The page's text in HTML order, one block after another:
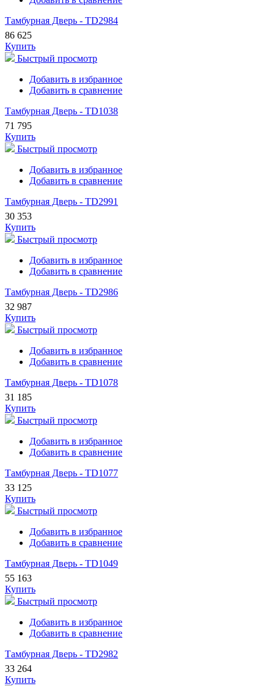
Тамбурная Дверь - TD2984
86 625
Купить
Быстрый просмотр
Добавить в избранное
Добавить в сравнение
Тамбурная Дверь - TD1038
71 795
Купить
Быстрый просмотр
Добавить в избранное
Добавить в сравнение
Тамбурная Дверь - TD2991
30 353
Купить
Быстрый просмотр
Добавить в избранное
Добавить в сравнение
Тамбурная Дверь - TD2986
32 987
Купить
Быстрый просмотр
Добавить в избранное
Добавить в сравнение
Тамбурная Дверь - TD1078
31 185
Купить
Быстрый просмотр
Добавить в избранное
Добавить в сравнение
Тамбурная Дверь - TD1077
33 125
Купить
Быстрый просмотр
Добавить в избранное
Добавить в сравнение
Тамбурная Дверь - TD1049
55 163
Купить
Быстрый просмотр
Добавить в избранное
Добавить в сравнение
Тамбурная Дверь - TD2982
33 264
Купить